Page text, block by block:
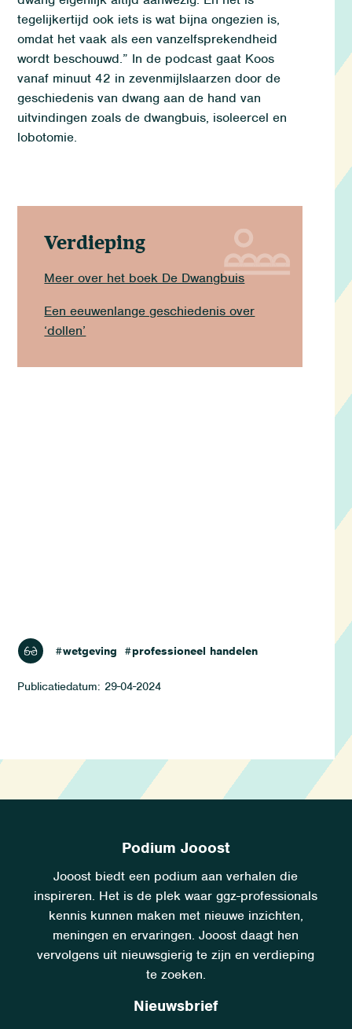
tegelijkertijd ook iets is wat bijna ongezien is,
omdat het vaak als een vanzelfsprekendheid
wordt beschouwd.” In de podcastgaat Koos
vanaf minuut 42 in zevenmijlslaarzen door de
geschiedenis van dwang aan de hand van
uitvindingenzoalsde dwangbuis, isoleercel en
lobotomie.
Verdieping
Meer over het boek De Dwangbuis
Een eeuwenlange geschiedenis over
‘dollen’
lezen
#wetgeving #professioneel handelen
29-04-2024
Podium Jooost
Jooost biedt een podium aan verhalen die
inspireren. Het is de plek waar ggz-professionals
kennis kunnen maken met nieuwe inzichten,
meningen en ervaringen. Jooost daagt hen
vervolgens uit nieuwsgierig te zijn en verdieping
te zoeken.
Nieuwsbrief